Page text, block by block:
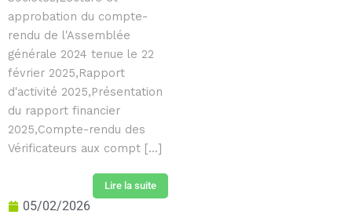
approbation du compte-
rendu de l'Assemblée
générale 2024 tenue le 22
février 2025,Rapport
d'activité 2025,Présentation
du rapport financier
2025,Compte-rendu des
Vérificateurs aux compt [...]
Lire la suite
05/02/2026